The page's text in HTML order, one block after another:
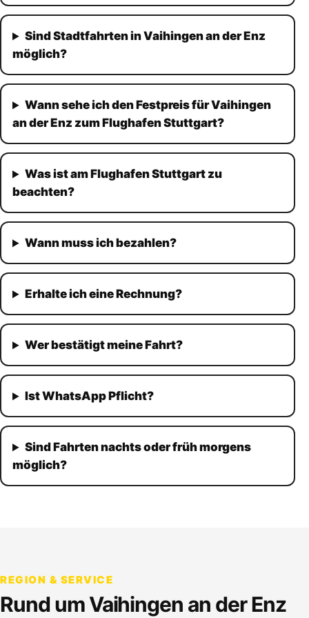
Sind Stadtfahrten in Vaihingen an der Enz
möglich?
Wann sehe ich den Festpreis für Vaihingen
an der Enz zum Flughafen Stuttgart?
Was ist am Flughafen Stuttgart zu
beachten?
Wann muss ich bezahlen?
Erhalte ich eine Rechnung?
Wer bestätigt meine Fahrt?
Ist WhatsApp Pflicht?
Sind Fahrten nachts oder früh morgens
möglich?
REGION & SERVICE
Rund umVaihingen an der Enz